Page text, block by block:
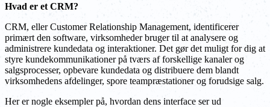
Hvad er et CRM?
CRM, eller Customer Relationship Management, identificerer
primært den software, virksomheder bruger til at analysere og
administrere kundedata og interaktioner. Det gør det muligt for dig at
styre kundekommunikationer på tværs af forskellige kanaler og
salgsprocesser, opbevare kundedata og distribuere dem blandt
virksomhedens afdelinger, spore teampræstationer og forudsige salg.
Her er nogle eksempler på, hvordan dens interface ser ud